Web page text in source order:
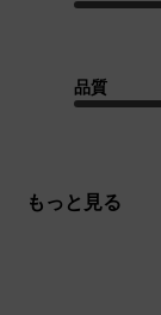
品質
もっと見る